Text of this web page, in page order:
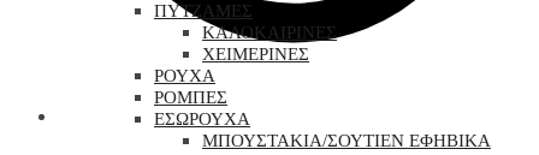
ΠΥΤΖΑΜΕΣ
ΚΑΛΟΚΑΙΡΙΝΕΣ
ΧΕΙΜΕΡΙΝΕΣ
ΡΟΥΧΑ
ΡΟΜΠΕΣ
ΕΣΩΡΟΥΧΑ
ΜΠΟΥΣΤΑΚΙΑ/ΣΟΥΤΙΕΝ ΕΦΗΒΙΚΑ